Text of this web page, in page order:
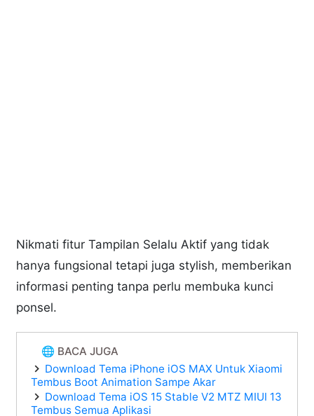
Nikmati fitur Tampilan Selalu Aktif yang tidak
hanya fungsional tetapi juga stylish, memberikan
informasi penting tanpa perlu membuka kunci
ponsel.
🌐 BACA JUGA
Download Tema iPhone iOS MAX Untuk Xiaomi
Tembus Boot Animation Sampe Akar
Download Tema iOS 15 Stable V2 MTZ MIUI 13
Tembus Semua Aplikasi